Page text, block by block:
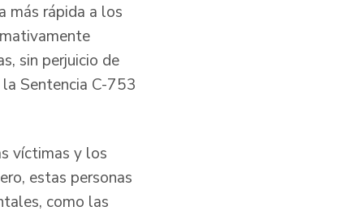
más rápida a los
sin perjuicio de
Sentencia C-753
víctimas y los
estas personas
como las